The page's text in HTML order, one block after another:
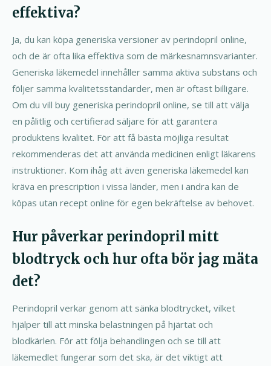
effektiva?
Ja, du kan köpa generiska versioner av perindopril online,
och de är ofta lika effektiva som de märkesnamnsvarianter.
Generiska läkemedel innehåller samma aktiva substans och
följer samma kvalitetsstandarder, men är oftast billigare.
Om du vill buy generiska perindopril online, se till att välja
en pålitlig och certifierad säljare för att garantera
produktens kvalitet. För att få bästa möjliga resultat
rekommenderas det att använda medicinen enligt läkarens
instruktioner. Kom ihåg att även generiska läkemedel kan
kräva en prescription i vissa länder, men i andra kan de
köpas utan recept online för egen bekräftelse av behovet.
Hur påverkar perindopril mitt
blodtryck och hur ofta bör jag mäta
det?
Perindopril verkar genom att sänka blodtrycket, vilket
hjälper till att minska belastningen på hjärtat och
blodkärlen. För att följa behandlingen och se till att
läkemedlet fungerar som det ska, är det viktigt att